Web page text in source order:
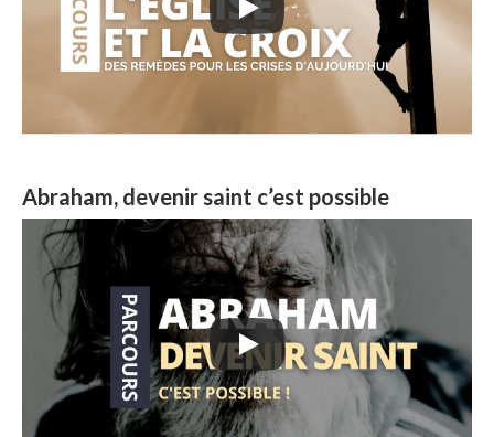
Abraham, devenir saint c’est possible